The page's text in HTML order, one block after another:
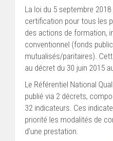
La loi du 5 septembre
certification pour tous les
des actions de formation,
conventionnel (fonds
mutualisés/paritaires).
au décret du 30 juin 2015
Le Référentiel National
publié via 2 décrets,
32 indicateurs. Ces
priorité les modalités de
d’une prestation.